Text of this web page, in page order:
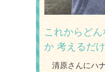
これからど
か考えるだ
清原さんにハ